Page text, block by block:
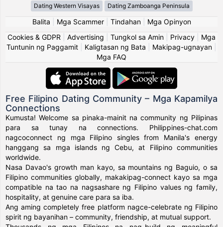
Dating Western Visayas Dating Zamboanga Peninsula
Balita Mga Scammer| Tindahan| Mga Opinyon
Cookies & GDPR
Advertising Tungkol sa Amin Privacy
Mga
Tuntunin ng Paggamit
Kaligtasan ng Bata Makipag-ugnayan
Mga FAQ
Free Filipino Dating Community – Mga Kapamilya
Connections
Kumusta! Welcome sa pinaka-mainit na community ng Pilipinas
para sa tunay na connections. Philippines-chat.com
nagcoconnect ng mga Filipino singles from Manila's energy
hanggang sa mga islands ng Cebu, at Filipino communities
worldwide.
Nasa Davao's growth man kayo, sa mountains ng Baguio, o sa
Filipino communities globally, makakipag-connect kayo sa mga
compatible na tao na nagsashare ng Filipino values ng family,
hospitality, at genuine care para sa iba.
Ang aming completely free platform nagce-celebrate ng Filipino
spirit ng bayanihan – community, friendship, at mutual support.